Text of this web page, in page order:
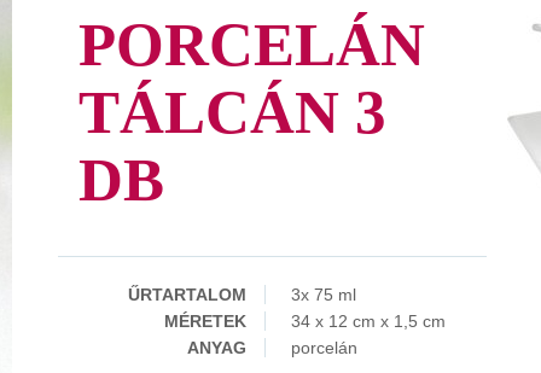
PORCELÁN
TÁLCÁN 3
DB
ŰRTARTALOM
3x 75 ml
MÉRETEK
34 x 12 cm x 1,5 cm
ANYAG
porcelán